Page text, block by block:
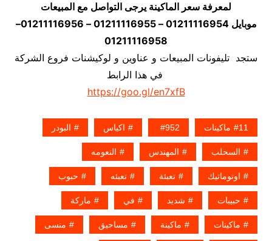
لمعرفة سعر الماكينة يرجى التواصل مع المبيعات
موبايل 01211116954 – 01211116955 – 01211116956–
01211116958
ستجد تليفونات المبيعات و عناوين و لوكيشنات فروع الشركة
في هذا الرابط
https://goo.gl/en7xfB
11ماكينات 952 اكياس البودر
السحلب المهندس النعومه
اوتوماتيك تعبئة تعبئه حبوب
حبيبات شديد في ماركة
ماكينات ماكينة مساحيق منسى